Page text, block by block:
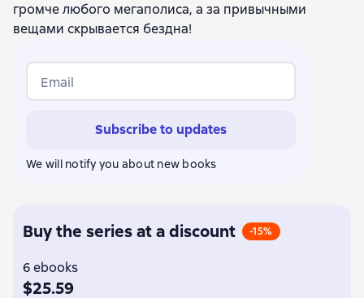
громче любого мегаполиса, а за привычными
вещами скрывается бездна!
Email
Subscribe to updates
We will notify you about new books
Buy the series at a discount -15%
6 ebooks
$25.59